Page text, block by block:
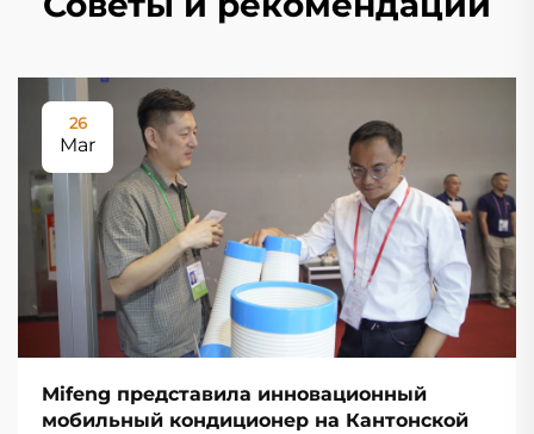
26
Mar
Mifeng представила инновационный
мобильный кондиционер на Кантонской